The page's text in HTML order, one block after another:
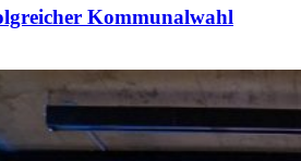
Kommunalwahl